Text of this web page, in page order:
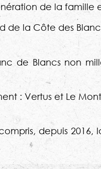
de la
la Côte des
de Blancs non
: Vertus et Le
depuis 2016,